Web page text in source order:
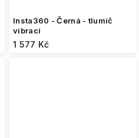
Insta360 - Černá - tlumič
vibrací
1 577 Kč